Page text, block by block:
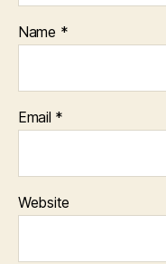
Name *
Email *
Website